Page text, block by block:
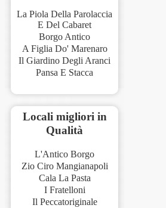
La Piola Della Parolaccia
E Del Cabaret
Borgo Antico
A Figlia Do' Marenaro
Il Giardino Degli Aranci
Pansa E Stacca
Locali migliori in
Qualità
L'Antico Borgo
Zio Ciro Mangianapoli
Cala La Pasta
I Fratelloni
Il Peccatoriginale